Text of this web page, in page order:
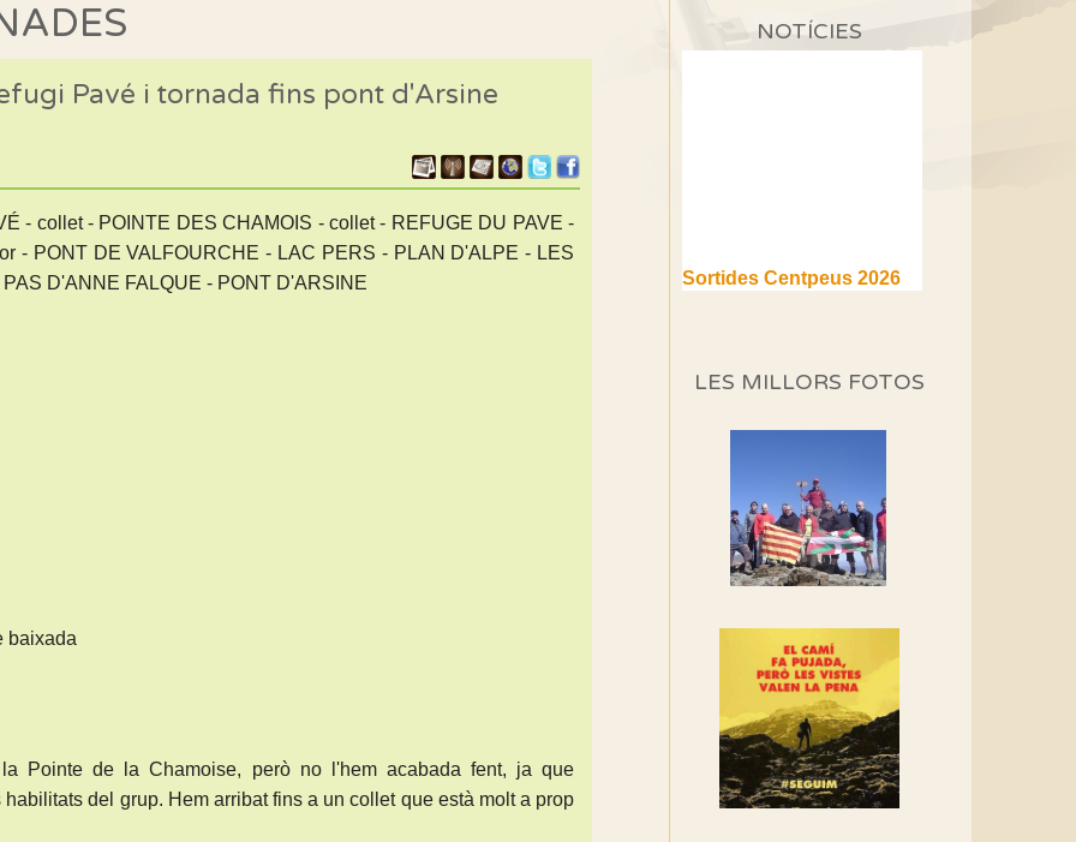
Pavé i tornada fins pont d'Arsine
- collet - POINTE DES CHAMOIS - collet - REFUGE DU PAVE -
- PONT DE VALFOURCHE - LAC PERS - PLAN D'ALPE - LES
D'ANNE FALQUE - PONT D'ARSINE
baixada
Pointe de la Chamoise, però no l'hem acabada fent, ja que
del grup. Hem arribat fins a un collet que està molt a prop
NOTÍCIES
(1a part)
Si no podem caminar,
Els Centpeus signen el
Manifest a favor dels
Camins Vells
manifest!
Rebem un diploma dels
Amics de Sant Aniol
d'Aguja
Els Centpeus estem
LES MILLORS FOTOS